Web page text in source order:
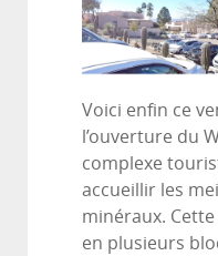
Voici enfin ce
l’ouverture du
complexe
accueillir les
minéraux.
en plusieurs